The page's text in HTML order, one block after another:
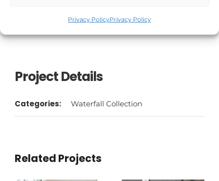
Privacy PolicyPrivacy Policy
Project Details
Categories: Waterfall Collection
Related Projects